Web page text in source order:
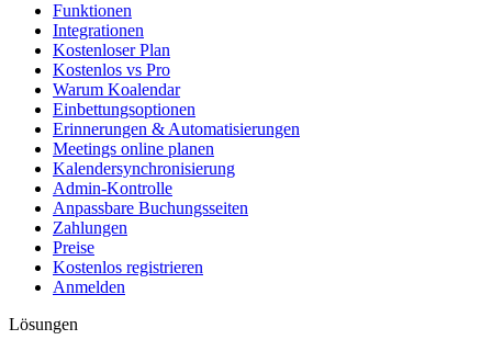
Funktionen
Integrationen
Kostenloser Plan
Kostenlos vs Pro
Warum Koalendar
Einbettungsoptionen
Erinnerungen & Automatisierungen
Meetings online planen
Kalendersynchronisierung
Admin-Kontrolle
Anpassbare Buchungsseiten
Zahlungen
Preise
Kostenlos registrieren
Anmelden
Lösungen